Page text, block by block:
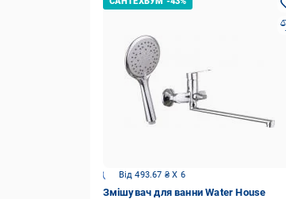
Від 493.67 ₴ X 6
Змішувач для ванни Water House